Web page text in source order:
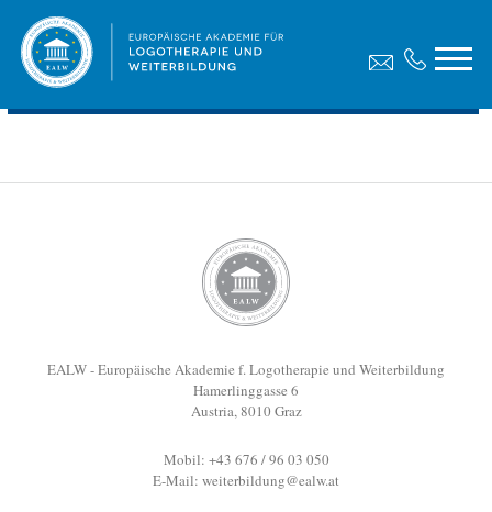
Malkurse-Maximilian_Jantscher-Panorama2020
Dateigröße:5.40 MBDateiformat :
EALW - Europäische Akademie f. Logotherapie und Weiterbildung
Hamerlinggasse 6
Austria, 8010 Graz
Mobil: +43 676 / 96 03 050
E-Mail: weiterbildung@ealw.at